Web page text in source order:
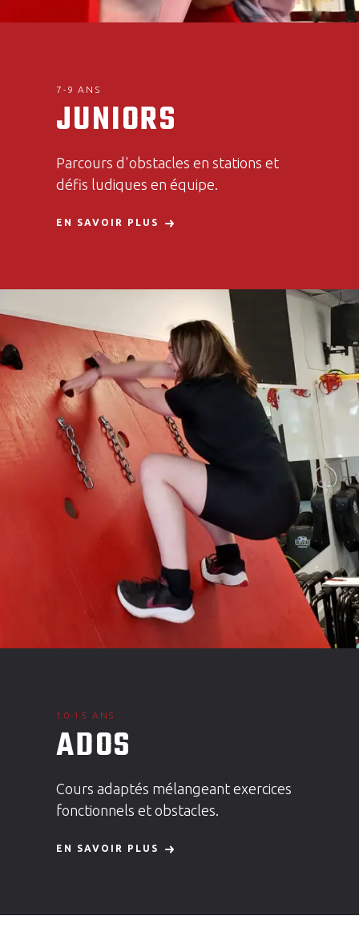
7-9 ANS
JUNIORS
Parcours d'obstacles en stations et
défis ludiques en équipe.
EN SAVOIR PLUS
10-15 ANS
ADOS
Cours adaptés mélangeant exercices
fonctionnels et obstacles.
EN SAVOIR PLUS